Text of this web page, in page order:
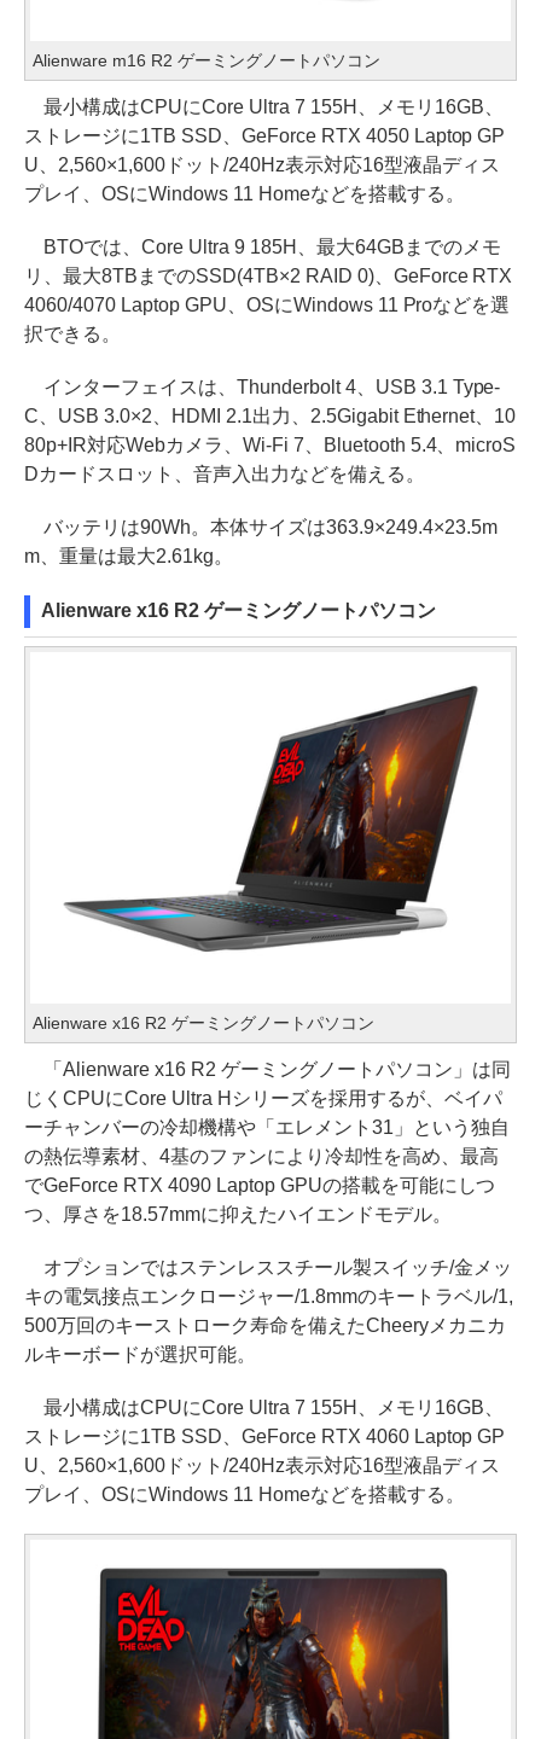
Alienware m16 R2 ゲーミングノートパソコン
最小構成はCPUにCore Ultra 7 155H、メモリ16GB、
ストレージに1TB SSD、GeForce RTX 4050 Laptop GP
U、2,560×1,600ドット/240Hz表示対応16型液晶ディス
プレイ、OSにWindows 11 Homeなどを搭載する。
BTOでは、Core Ultra 9 185H、最大64GBまでのメモ
リ、最大8TBまでのSSD(4TB×2 RAID 0)、GeForce RTX
4060/4070 Laptop GPU、OSにWindows 11 Proなどを選
択できる。
インターフェイスは、Thunderbolt 4、USB 3.1 Type-
C、USB 3.0×2、HDMI 2.1出力、2.5Gigabit Ethernet、10
80p+IR対応Webカメラ、Wi-Fi 7、Bluetooth 5.4、microS
Dカードスロット、音声入出力などを備える。
バッテリは90Wh。本体サイズは363.9×249.4×23.5m
m、重量は最大2.61kg。
Alienware x16 R2 ゲーミングノートパソコン
Alienware x16 R2 ゲーミングノートパソコン
「Alienware x16 R2 ゲーミングノートパソコン」は同
じくCPUにCore Ultra Hシリーズを採用するが、ベイパ
ーチャンバーの冷却機構や「エレメント31」という独自
の熱伝導素材、4基のファンにより冷却性を高め、最高
でGeForce RTX 4090 Laptop GPUの搭載を可能にしつ
つ、厚さを18.57mmに抑えたハイエンドモデル。
オプションではステンレススチール製スイッチ/金メッ
キの電気接点エンクロージャー/1.8mmのキートラベル/1,
500万回のキーストローク寿命を備えたCheeryメカニカ
ルキーボードが選択可能。
最小構成はCPUにCore Ultra 7 155H、メモリ16GB、
ストレージに1TB SSD、GeForce RTX 4060 Laptop GP
U、2,560×1,600ドット/240Hz表示対応16型液晶ディス
プレイ、OSにWindows 11 Homeなどを搭載する。